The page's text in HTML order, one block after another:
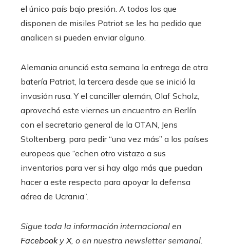
el único país bajo presión. A todos los que
disponen de misiles Patriot se les ha pedido que
analicen si pueden enviar alguno.
Alemania anunció esta semana la entrega de otra
batería Patriot, la tercera desde que se inició la
invasión rusa. Y el canciller alemán, Olaf Scholz,
aprovechó este viernes un encuentro en Berlín
con el secretario general de la OTAN, Jens
Stoltenberg, para pedir “una vez más” a los países
europeos que “echen otro vistazo a sus
inventarios para ver si hay algo más que puedan
hacer a este respecto para apoyar la defensa
aérea de Ucrania”.
Sigue toda la información internacional en
Facebooky X, o en nuestra newsletter semanal